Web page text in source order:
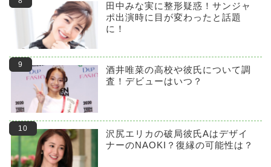
田中みな実に整形疑惑！サンジャ
ポ出演時に目が変わったと話題
に！
酒井唯菜の高校や彼氏について調
査！デビューはいつ？
沢尻エリカの破局彼氏Aはデザイ
ナーのNAOKI？復縁の可能性は？